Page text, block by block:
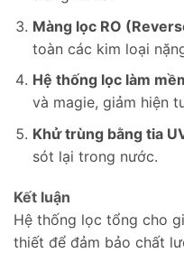
Màng lọc RO
toàn các kim loại
Hệ thống lọc làm
và magie, giảm hiện
Khử trùng bằng tia
sót lại trong nước.
Kết luận
Hệ thống lọc tổng cho
thiết để đảm bảo chất